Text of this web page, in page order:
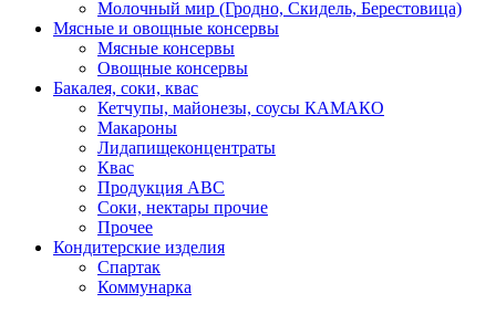
Молочный мир (Гродно, Скидель, Берестовица)
Мясные и овощные консервы
Мясные консервы
Овощные консервы
Бакалея, соки, квас
Кетчупы, майонезы, соусы КАМАКО
Макароны
Лидапищеконцентраты
Квас
Продукция АВС
Соки, нектары прочие
Прочее
Кондитерские изделия
Спартак
Коммунарка